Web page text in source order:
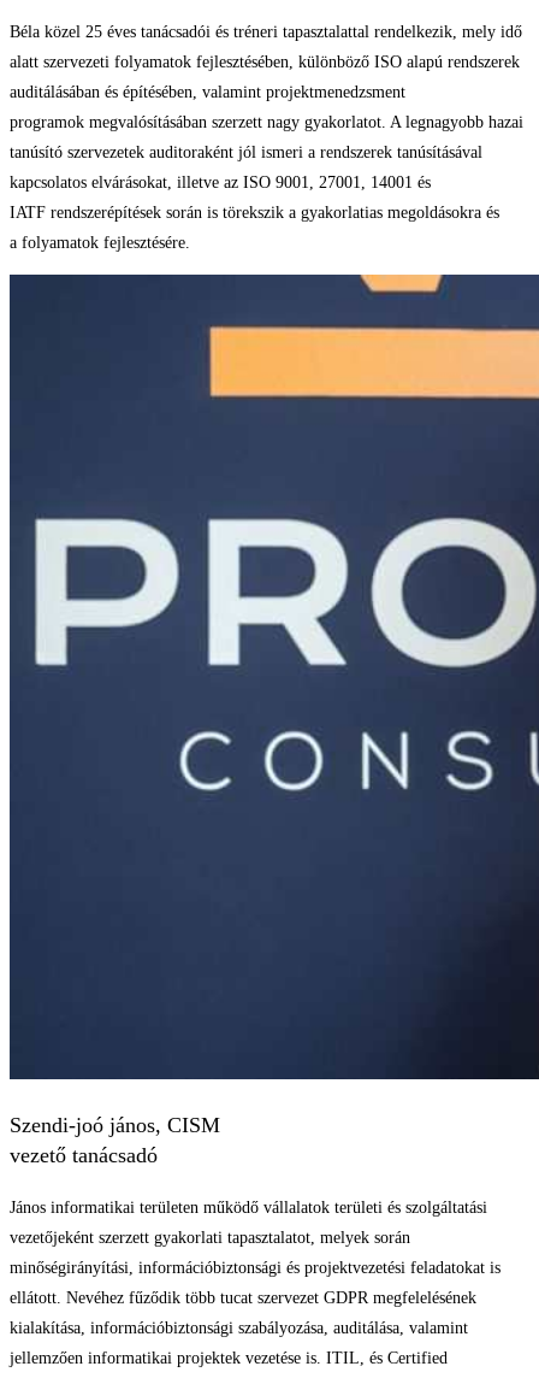
Béla közel 25 éves tanácsadói és tréneri tapasztalattal rendelkezik, mely idő
alatt szervezeti folyamatok fejlesztésében, különböző ISO alapú rendszerek
auditálásában és építésében, valamint projektmenedzsment
programok megvalósításában szerzett nagy gyakorlatot. A legnagyobb hazai
tanúsító szervezetek auditoraként jól ismeri a rendszerek tanúsításával
kapcsolatos elvárásokat, illetve az ISO 9001, 27001, 14001 és
IATF rendszerépítések során is törekszik a gyakorlatias megoldásokra és
a folyamatok fejlesztésére.
Szendi-joó jános, CISM
vezető tanácsadó
János informatikai területen működő vállalatok területi és szolgáltatási
vezetőjeként szerzett gyakorlati tapasztalatot, melyek során
minőségirányítási, információbiztonsági és projektvezetési feladatokat is
ellátott. Nevéhez fűződik több tucat szervezet GDPR megfelelésének
kialakítása, információbiztonsági szabályozása, auditálása, valamint
jellemzően informatikai projektek vezetése is. ITIL, és Certified